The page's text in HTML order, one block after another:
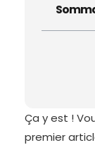
Ça y est !
premier